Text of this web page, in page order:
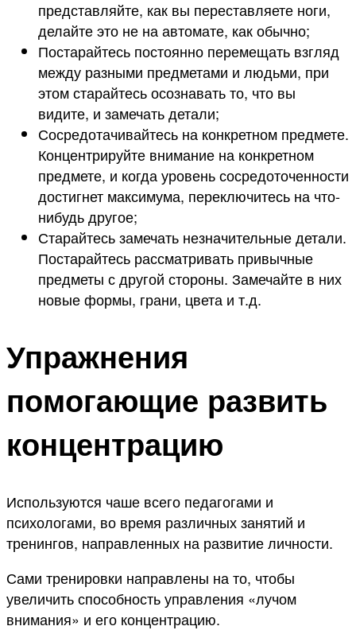
представляйте, как вы переставляете ноги,
делайте это не на автомате, как обычно;
Постарайтесь постоянно перемещать взгляд
между разными предметами и людьми, при
этом старайтесь осознавать то, что вы
видите, и замечать детали;
Сосредотачивайтесь на конкретном предмете.
Концентрируйте внимание на конкретном
предмете, и когда уровень сосредоточенности
достигнет максимума, переключитесь на что-
нибудь другое;
Старайтесь замечать незначительные детали.
Постарайтесь рассматривать привычные
предметы с другой стороны. Замечайте в них
новые формы, грани, цвета и т.д.
Упражнения
помогающие развить
концентрацию
Используются чаше всего педагогами и
психологами, во время различных занятий и
тренингов, направленных на развитие личности.
Сами тренировки направлены на то, чтобы
увеличить способность управления «лучом
внимания» и его концентрацию.